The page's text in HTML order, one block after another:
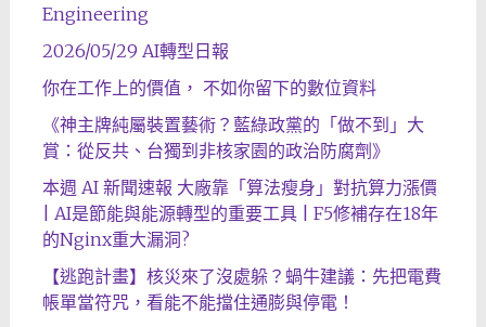
Engineering
2026/05/29 AI轉型日報
你在工作上的價值， 不如你留下的數位資料
《神主牌純屬裝置藝術？藍綠政黨的「做不到」大
賞：從反共、台獨到非核家園的政治防腐劑》
本週 AI 新聞速報 大廠靠「算法瘦身」對抗算力漲價
| AI是節能與能源轉型的重要工具 | F5修補存在18年
的Nginx重大漏洞?
【逃跑計畫】核災來了沒處躲？蝸牛建議：先把電費
帳單當符咒，看能不能擋住通膨與停電！